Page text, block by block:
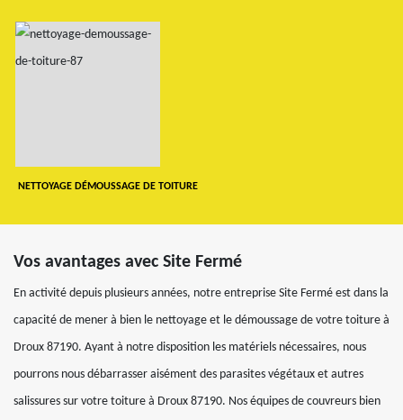
NETTOYAGE DÉMOUSSAGE DE TOITURE
Vos avantages avec Site Fermé
En activité depuis plusieurs années, notre entreprise Site Fermé est dans la
capacité de mener à bien le nettoyage et le démoussage de votre toiture à
Droux 87190. Ayant à notre disposition les matériels nécessaires, nous
pourrons nous débarrasser aisément des parasites végétaux et autres
salissures sur votre toiture à Droux 87190. Nos équipes de couvreurs bien